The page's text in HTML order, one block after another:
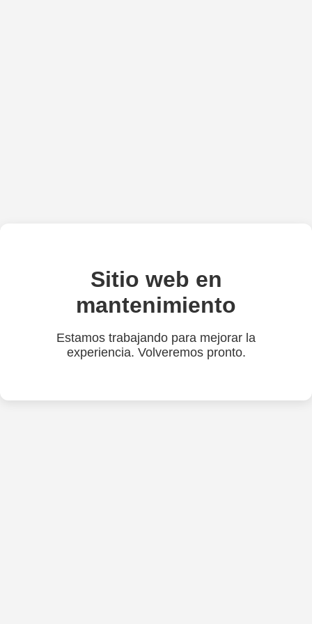
Sitio web en
mantenimiento
Estamos trabajando para mejorar la
experiencia. Volveremos pronto.